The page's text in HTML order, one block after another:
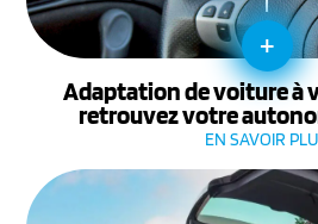
+
Adaptation de voiture à
retrouvez votre
EN SAVOIR